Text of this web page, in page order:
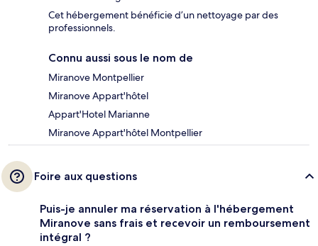
Cet hébergement bénéficie d’un nettoyage par des
professionnels.
Connu aussi sous le nom de
Miranove Montpellier
Miranove Appart'hôtel
Appart'Hotel Marianne
Miranove Appart'hôtel Montpellier
Foire aux questions
Puis-je annuler ma réservation à l'hébergement
Miranove sans frais et recevoir un remboursement
intégral ?